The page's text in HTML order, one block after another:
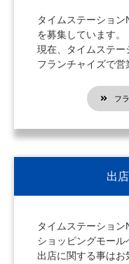
タイムステーショ
を募集しています。
現在、タイムステー
フランチャイズで営
フ
出
タイムステーショ
ショッピングモール
出店に関する事はお